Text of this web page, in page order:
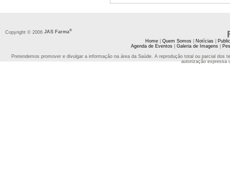
Copyright © 2006 JAS Farma®
Home| Quem Somos| Notícias|
Agenda de Eventos| Galeria de Imagens|
Pretendemos promover e divulgar a informação na área da Saúde. A reprodução total ou parcial
autorização expressa